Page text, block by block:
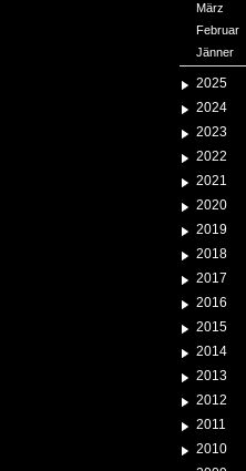
März
Februar
Jänner
2025
2024
2023
2022
2021
2020
2019
2018
2017
2016
2015
2014
2013
2012
2011
2010